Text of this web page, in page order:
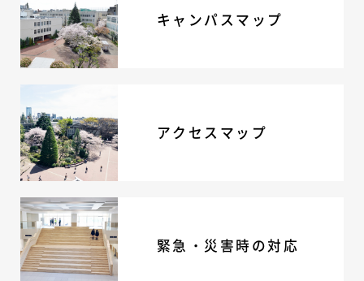
キャンパスマップ
アクセスマップ
緊急・災害時の対応